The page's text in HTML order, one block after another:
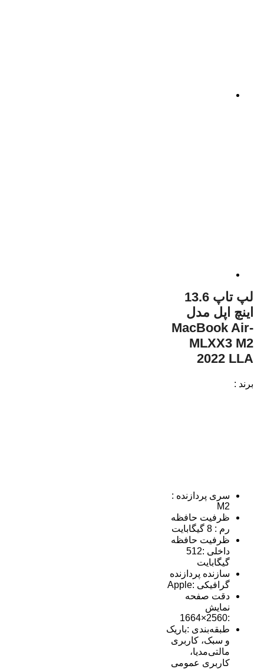
لپ تاپ 13.6
اینچ اپل مدل
MacBook Air-
MLXX3 M2
2022 LLA
برند :
سری پردازنده :
M2
ظرفیت حافظه
رم : 8 گیگابایت
ظرفیت حافظه
داخلی :512
گیگابایت
سازنده پردازنده
گرافیکی :Apple
دقت صفحه
نمایش
:2560×1664
طبقه‌بندی :باریک
و سبک، کاربری
مالتی‌مدیا،
کاربری عمومی